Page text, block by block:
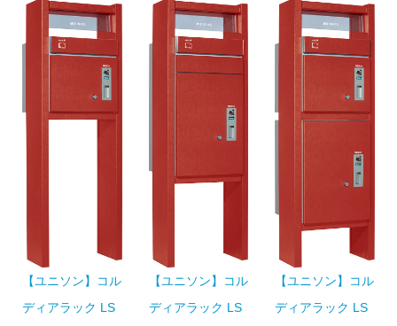
【ユニソン】コル
ディアラック LS
【ユニソン】コル
ディアラック LS
【ユニソン】コル
ディアラック LS